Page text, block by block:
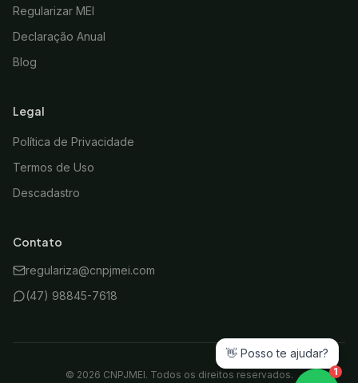
Regularizar MEI
Declaração Anual
Blog
Legal
Política de Privacidade
Termos de Uso
Descadastro
Contato
regulariza@cnpjmei.com
(47) 98845-7618
© 2026 CNPJMEI. Todos os direitos reservados.
👋 Posso te ajudar?
1